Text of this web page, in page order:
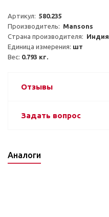
Артикул: 580.235
Производитель: Mansons
Страна производителя: Индия
Единица измерения: шт
Вес: 0.793 кг.
Отзывы
Задать вопрос
Аналоги